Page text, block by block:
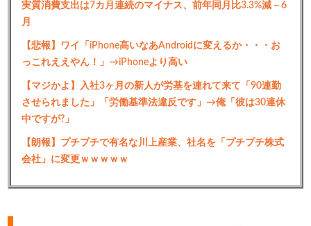
実質消費支出は7カ月連続のマイナス、前年同月比3.3%減－6
月
【悲報】ワイ「iPhone高いなあAndroidに変えるか・・・お
っこれええやん！」→iPhoneより高い
【マジかよ】入社3ヶ月の新人が労基を連れて来て「90連勤
させられました」「労働基準法違反です」→俺「彼は30連休
中ですが?」
【朗報】プチプチで有名な川上産業、社名を「プチプチ株式
会社」に変更ｗｗｗｗｗ